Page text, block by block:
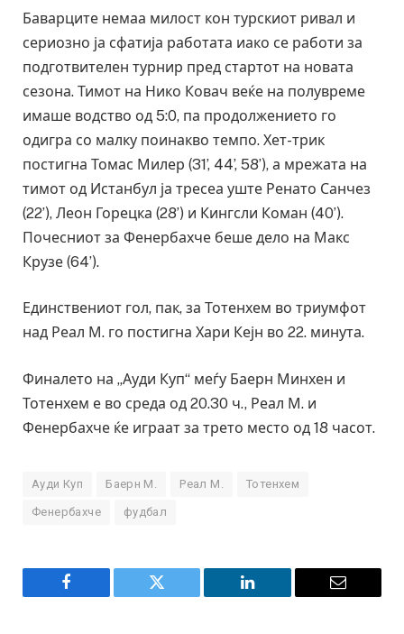
Баварците немаа милост кон турскиот ривал и
сериозно ја сфатија работата иако се работи за
подготвителен турнир пред стартот на новата
сезона. Тимот на Нико Ковач веќе на полувреме
имаше водство од 5:0, па продолжението го
одигра со малку поинакво темпо. Хет-трик
постигна Томас Милер (31’, 44’, 58’), а мрежата на
тимот од Истанбул ја тресеа уште Ренато Санчез
(22’), Леон Горецка (28’) и Кингсли Коман (40’).
Почесниот за Фенербахче беше дело на Макс
Крузе (64’).
Единствениот гол, пак, за Тотенхем во триумфот
над Реал М. го постигна Хари Кејн во 22. минута.
Финалето на „Ауди Куп“ меѓу Баерн Минхен и
Тотенхем е во среда од 20.30 ч., Реал М. и
Фенербахче ќе играат за трето место од 18 часот.
Ауди Куп Баерн М. Реал М. Тотенхем
Фенербахче фудбал
Facebook Twitter LinkedIn Email